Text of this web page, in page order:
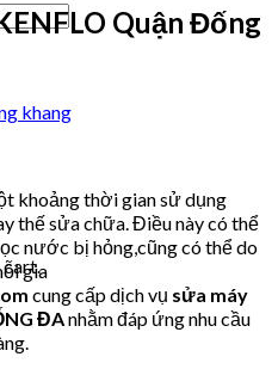
cart.
Quận Đống
khang
khoảng thời gian sử dụng
thế sửa chữa. Điều này có thể
nước bị hỏng,cũng có thể do
gia
cung cấp dịch vụ sửa máy
ĐAnhằm đáp ứng nhu cầu